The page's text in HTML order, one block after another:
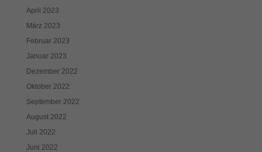
April 2023
März 2023
Februar 2023
Januar 2023
Dezember 2022
Oktober 2022
September 2022
August 2022
Juli 2022
Juni 2022